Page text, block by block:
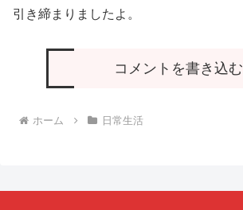
引き締まりましたよ。
コメントを書き込む
ホーム 日常生活